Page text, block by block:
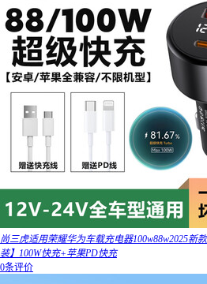
尚三虎适用荣耀华为车载充电器100w88w2025新
装】100W快充+苹果PD快充
0条评价